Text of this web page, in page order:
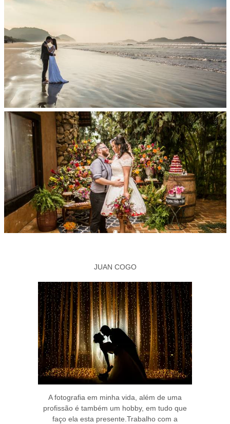
JUAN COGO
A fotografia em minha vida, além de uma
profissão é também um hobby, em tudo que
faço ela esta presente.Trabalho com a